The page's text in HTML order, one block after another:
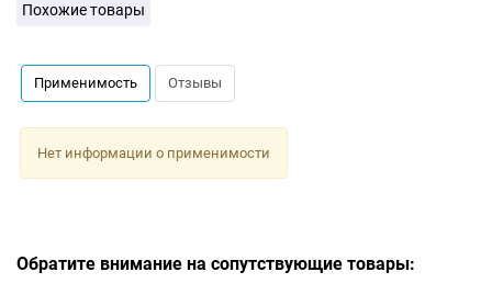
Похожие товары
Применимость Отзывы
Нет информации о применимости
Обратите внимание на сопутствующие товары: